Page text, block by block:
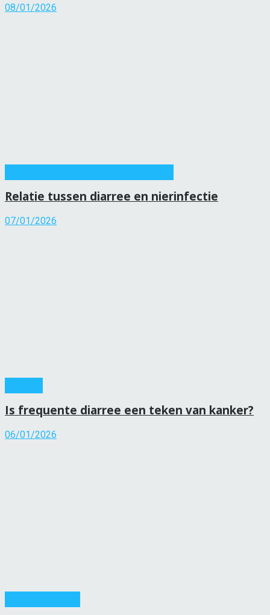
08/01/2026
Relatie tussen diarree en nierinfectie
07/01/2026
Is frequente diarree een teken van kanker?
06/01/2026